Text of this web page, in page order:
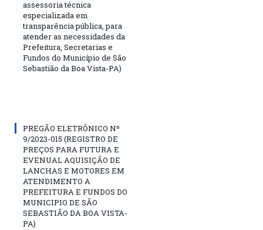
assessoria técnica
especializada em
transparência pública, para
atender as necessidades da
Prefeitura, Secretarias e
Fundos do Município de São
Sebastião da Boa Vista-PA)
PREGÃO ELETRÔNICO Nº
9/2023-015 (REGISTRO DE
PREÇOS PARA FUTURA E
EVENUAL AQUISIÇÃO DE
LANCHAS E MOTORES EM
ATENDIMENTO A
PREFEITURA E FUNDOS DO
MUNICIPIO DE SÃO
SEBASTIÃO DA BOA VISTA-
PA)